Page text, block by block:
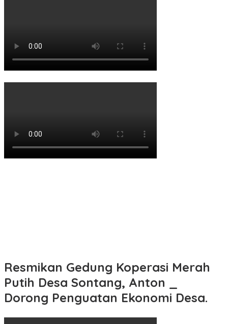
Resmikan Gedung Koperasi Merah
Putih Desa Sontang, Anton _
Dorong Penguatan Ekonomi Desa.